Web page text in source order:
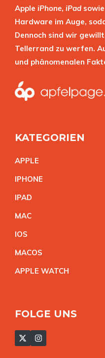
Apple iPhone, iPad sowie
Hardware im Auge,
Dennoch sind wir
Tellerrand zu werfen.
und phänomenalen
KATEGORIEN
APPLE
IPHONE
IPAD
MAC
IOS
MACOS
APPLE WATCH
FOLGE UNS